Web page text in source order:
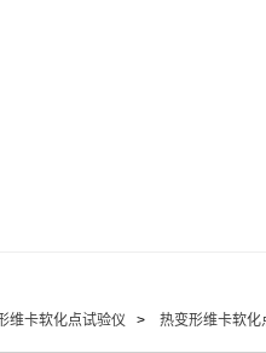
维卡软化点试验仪 > 热变形维卡软化